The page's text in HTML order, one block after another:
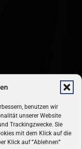
benutzen wir
unserer Website
Trackingzwecke. Sie
mit dem Klick auf die
Klick auf"Ablehnen"